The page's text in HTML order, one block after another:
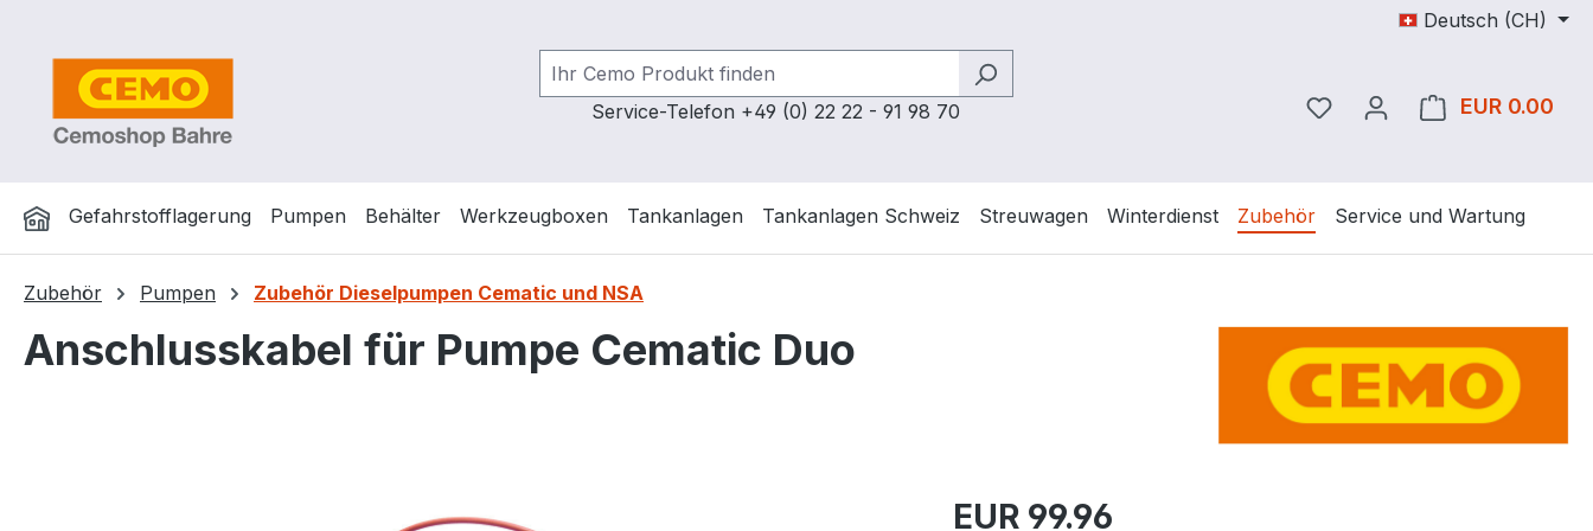
Deutsch (CH)
Service-Telefon +49 (0) 22 22 - 91 98 70 Du hast 0 Produkte auf
EUR 0.00
Gefahrstofflagerung Pumpen Behälter Werkzeugboxen Tankanlagen Tankanlagen Schweiz Streuwagen Winterdienst Zubehör Service und Wartung
Zubehör Pumpen Zubehör Dieselpumpen Cematic und NSA
Anschlusskabel für Pumpe Cematic Duo
Regulärer Preis:
EUR 99.96